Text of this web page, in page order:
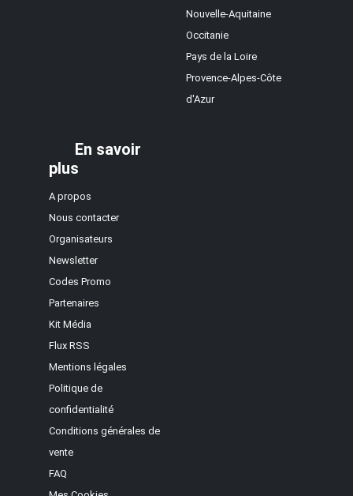
Nouvelle-Aquitaine
Occitanie
Pays de la Loire
Provence-Alpes-Côte
d'Azur
En savoir
plus
A propos
Nous contacter
Organisateurs
Newsletter
Codes Promo
Partenaires
Kit Média
Flux RSS
Mentions légales
Politique de
confidentialité
Conditions générales de
vente
FAQ